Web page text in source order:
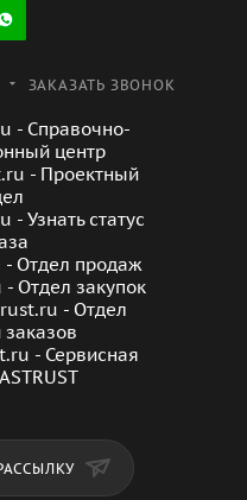
ЗАКАЗАТЬ ЗВОНОК
- Справочно-
центр
- Проектный
Узнать статус
Отдел продаж
Отдел закупок
- Отдел
заказов
- Сервисная